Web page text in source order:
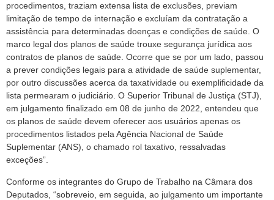
procedimentos, traziam extensa lista de exclusões, previam
limitação de tempo de internação e excluíam da contratação a
assistência para determinadas doenças e condições de saúde. O
marco legal dos planos de saúde trouxe segurança jurídica aos
contratos de planos de saúde. Ocorre que se por um lado, passou
a prever condições legais para a atividade de saúde suplementar,
por outro discussões acerca da taxatividade ou exemplificidade da
lista permearam o judiciário. O Superior Tribunal de Justiça (STJ),
em julgamento finalizado em 08 de junho de 2022, entendeu que
os planos de saúde devem oferecer aos usuários apenas os
procedimentos listados pela Agência Nacional de Saúde
Suplementar (ANS), o chamado rol taxativo, ressalvadas
exceções”.
Conforme os integrantes do Grupo de Trabalho na Câmara dos
Deputados, “sobreveio, em seguida, ao julgamento um importante